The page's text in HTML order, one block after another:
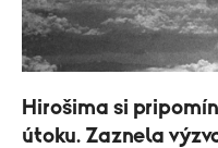
Hirošima si
útoku. Zaznela